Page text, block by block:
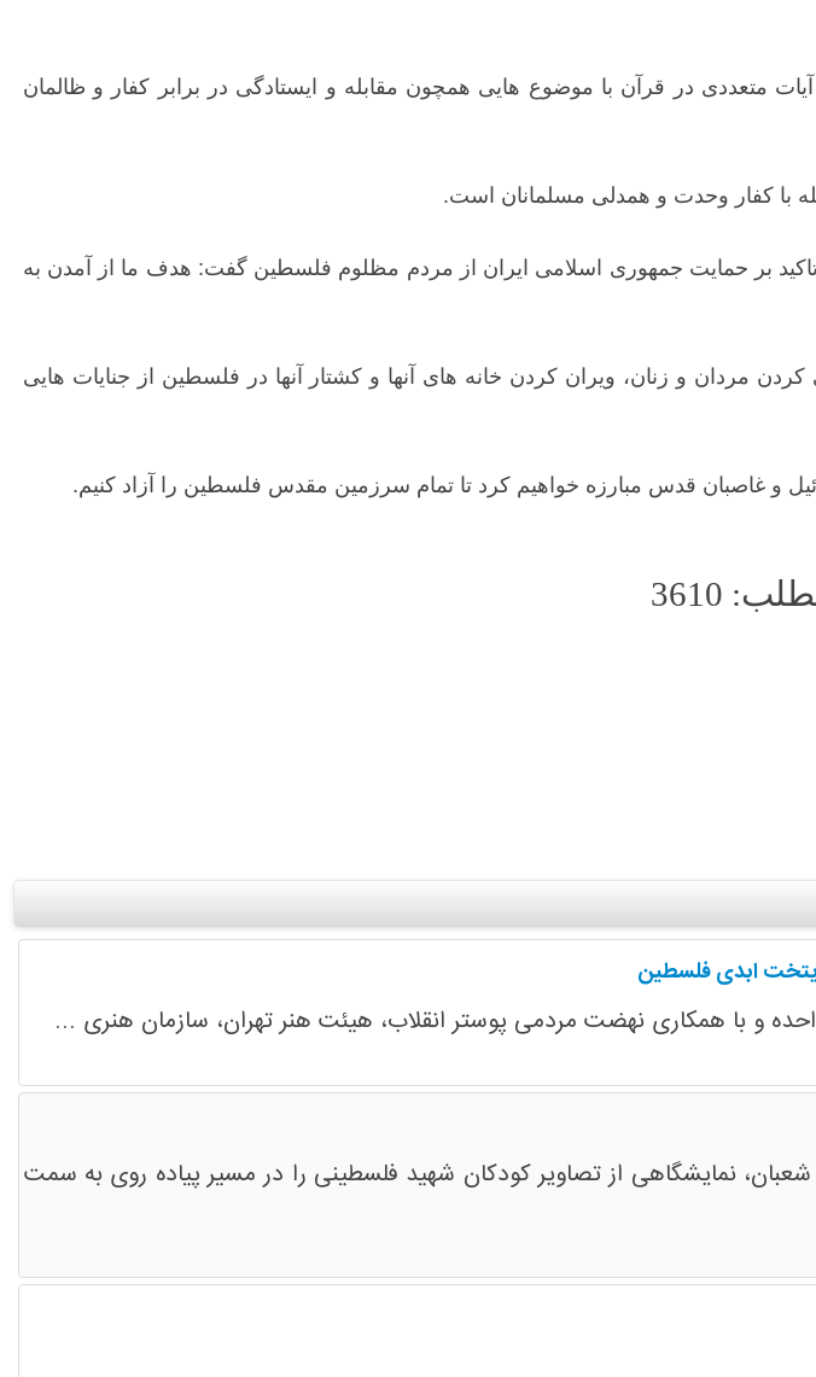
متعددی در قرآن با موضوع هایی همچون مقابله و ایستادگی در برابر کفار و ظالمان
با کفار وحدت و همدلی مسلمانان است.
تاکید بر حمایت جمهوری اسلامی ایران از مردم مظلوم فلسطین گفت: هدف ما از آمدن به
مردان و زنان، ویران کردن خانه های آنها و کشتار آنها در فلسطین از جنایات هایی
و غاصبان قدس مبارزه خواهیم کرد تا تمام سرزمین مقدس فلسطین را آزاد کنیم.
3610
ابدی فلسطین
واحده و با همکاری نهضت مردمی پوستر انقلاب، هیئت هنر تهران، سازمان هنری ...
نمایشگاهی از تصاویر کودکان شهید فلسطینی را در مسیر پیاده روی به سمت